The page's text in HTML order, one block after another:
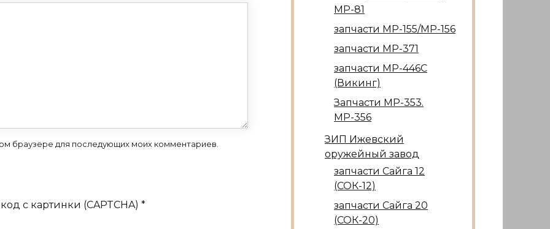
браузере для последующих моих комментариев.
с картинки (CAPTCHA) *
МР-81
запчасти МР-155/МР-156
запчасти МР-371
запчасти МР-446С
(Викинг)
Запчасти МР-353.
МР-356
ЗИП Ижевский
оружейный завод
запчасти Сайга 12
(СОК-12)
запчасти Сайга 20
(СОК-20)